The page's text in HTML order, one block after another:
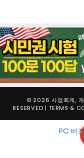
© 2026 사업회계, 개
RESERVED | TERMS &
PC 버